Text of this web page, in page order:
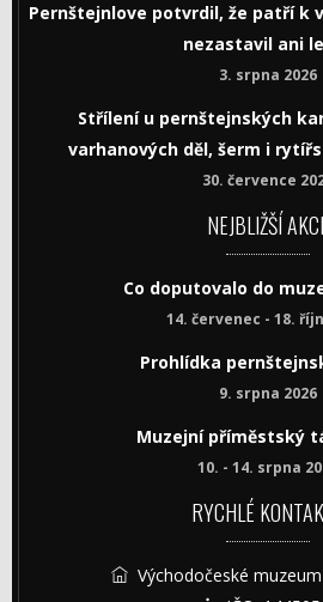
Pernštejnlove potvrdil, že patří k
nezastavil ani
3. srpna 2026
Střílení u pernštejnských
varhanových děl, šerm i
30. července
NEJBLIŽŠÍ
Co doputovalo do
14. červenec - 18.
Prohlídka
9. srpna 2026
Muzejní příměstský
10. - 14. srpna
RYCHLÉ
Východočeské